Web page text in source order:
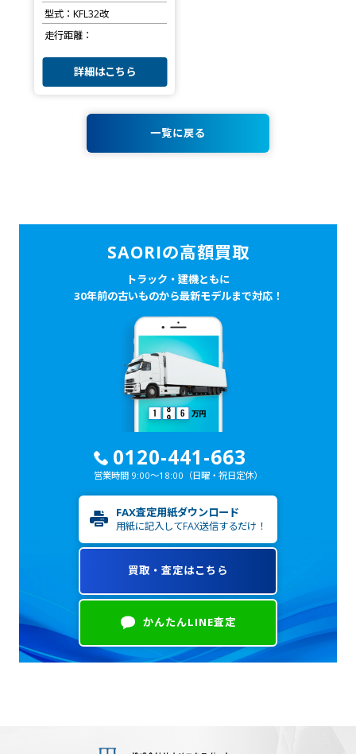
型式
KFL32改
走行距離
詳細はこちら
一覧に戻る
SAORIの高額買取
トラック・建機ともに
30年前の古いものから最新モデルまで対応！
0120-441-663
営業時間 9:00～18:00 （日曜・祝日定休）
FAX査定用紙ダウンロード
用紙に記入してFAX送信するだけ！
買取・査定はこちら
かんたんLINE査定